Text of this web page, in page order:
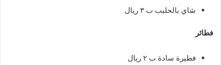
شاي بالحليب ب ٣ ريال
فطائر
فطيرة سادة ب ٢ ريال